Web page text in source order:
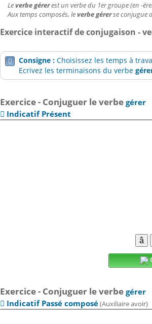
Leverbe gérerest un verbe du 1er groupe (en -
Aux temps composés, leverbe gérerse conjugue
Exercice interactif de conjugaison -
 Consigne :Choisissez les temps à
Ecrivez les terminaisons du verbe
Exercice - Conjuguer le verbegérer
 Indicatif Présent
Exercice - Conjuguer le verbegérer
 Indicatif Passé composé(Auxiliaire avoir)